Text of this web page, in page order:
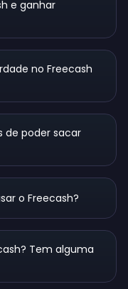
e ganhar
no Freecash
de poder sacar
o Freecash?
Tem alguma